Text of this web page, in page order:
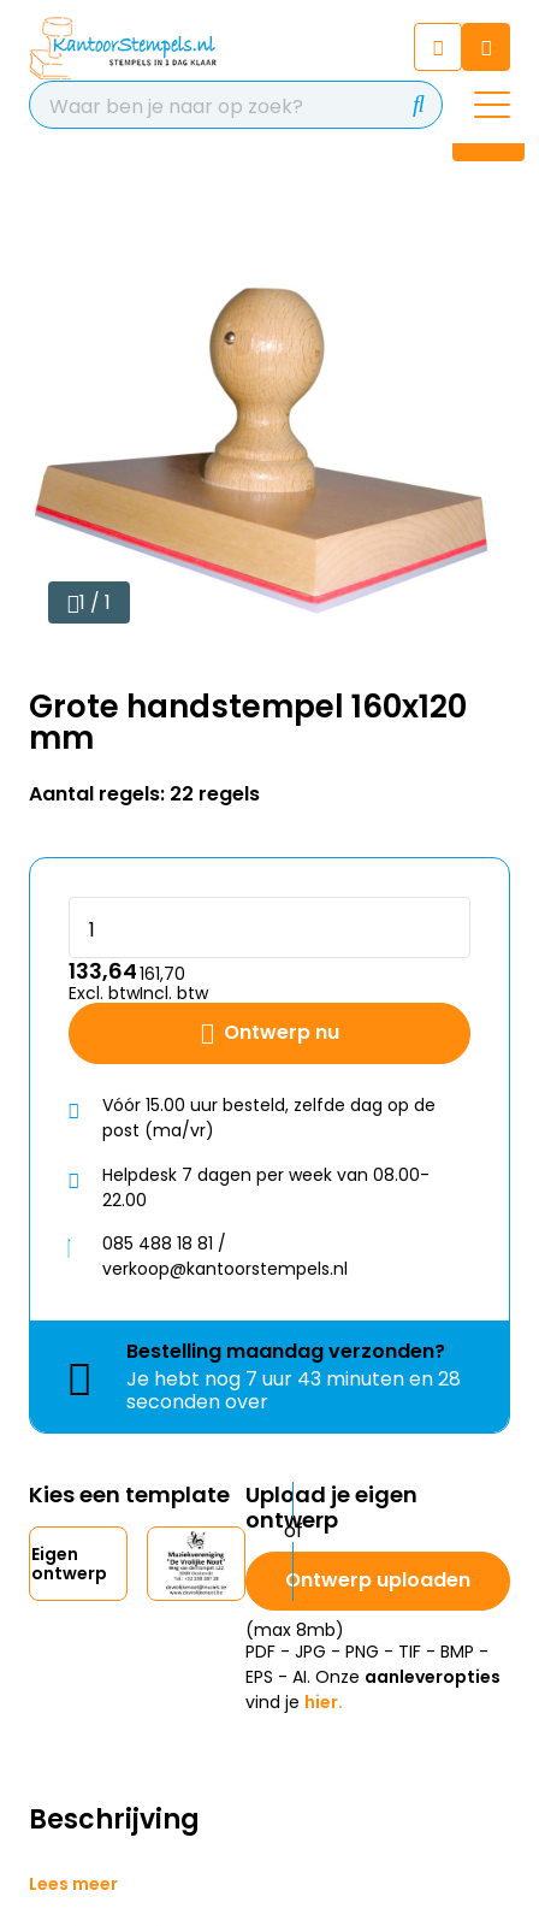
Chat 24/7 met onze chatbot
voor hulp
Contact
Beschrijving
Lees meer
1 / 1
Grote handstempel 160x120
mm
Aantal regels: 22 regels
Ontwerp nu
133,64
Excl. btw
161,70
Incl. btw
Vóór 15.00 uur besteld, zelfde dag op de
post (ma/vr)
Helpdesk 7 dagen per week van 08.00-
22.00
085 488 18 81 /
verkoop@kantoorstempels.nl
Bestelling maandagverzonden?
Je hebt nog 7 uur 43 minuten en 28
seconden over
Kies een template
Eigen
ontwerp
Upload je eigen
ontwerp
Ontwerp uploaden
(max 8mb)
PDF - JPG - PNG - TIF - BMP -
EPS - AI. Onze aanleveropties
vind je hier.